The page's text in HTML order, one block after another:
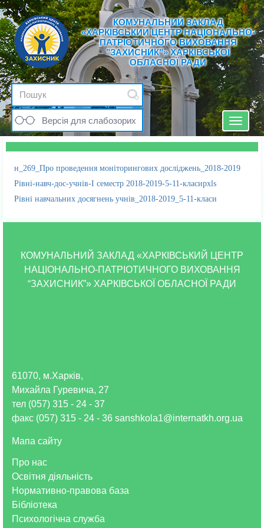
КОМУНАЛЬНИЙ ЗАКЛАД
«ХАРКІВСЬКИЙ ЦЕНТР НАЦІОНАЛЬНО-
ПАТРІОТИЧНОГО ВИХОВАННЯ
"ЗАХИСНИК"» ХАРКІВСЬКОЇ
ОБЛАСНОЇ РАДИ
Версія для слабозорих
Toggle
н_269_Про проведення моніторингових досліджень_2018-2019
Рівні-навч-дос-учнів-І семестр 2018-2019-5-11-класирxls
Рівні навчальних досягнень учнів_2018-2019_5-11-класи
КОМУНАЛЬНИЙ ЗАКЛАД «ХАРКІВСЬКИЙ ЦЕНТР
НАЦІОНАЛЬНО-ПАТРІОТИЧНОГО ВИХОВАННЯ
“ЗАХИСНИК”» ХАРКІВСЬКОЇ ОБЛАСНОЇ РАДИ
Про нас
Освітня діяльність
Нормативно-правова база
Бібліотека
Психологічна служба
61070, м.Харків,
Михайла Гуревича, 27
тел (057) 315 - 24 - 37
факс (057) 315 - 24 - 36 sanshkola1@internatkh.org.ua
Мапа сайту